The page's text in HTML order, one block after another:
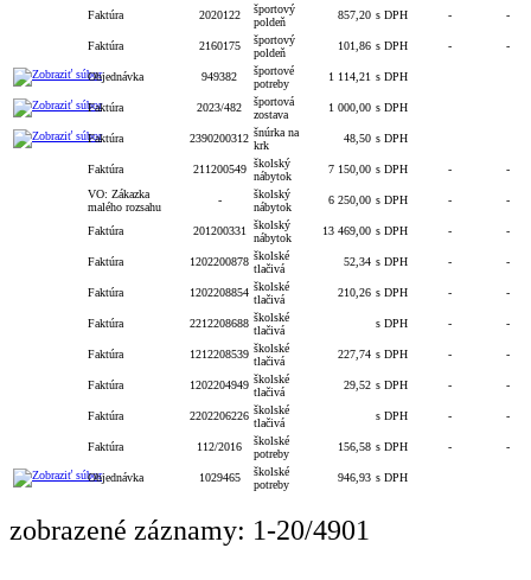
Faktúra 2020122
športový
poldeň
857,20 s DPH - -
Faktúra 2160175
športový
poldeň
101,86 s DPH - -
Objednávka 949382
športové
potreby
1 114,21 s DPH
Faktúra 2023/482
športová
zostava
1 000,00 s DPH
Faktúra 2390200312 šnúrka na
krk
48,50 s DPH
Faktúra 211200549 školský
nábytok
7 150,00 s DPH -
-
VO: Zákazka
malého rozsahu
-
školský
nábytok
6 250,00 s DPH - -
Faktúra 201200331
školský
nábytok
13 469,00 s DPH - -
Faktúra 1202200878 školské
tlačivá
52,34 s DPH - -
Faktúra 1202208854 školské
tlačivá
210,26 s DPH - -
Faktúra 2212208688 školské
tlačivá
s DPH - -
Faktúra 1212208539 školské
tlačivá
227,74 s DPH - -
Faktúra 1202204949 školské
tlačivá
29,52 s DPH - -
Faktúra 2202206226 školské
tlačivá
s DPH - -
Faktúra 112/2016
školské
potreby
156,58 s DPH - -
Objednávka 1029465
školské
potreby
946,93 s DPH
zobrazené záznamy: 1-20/4901